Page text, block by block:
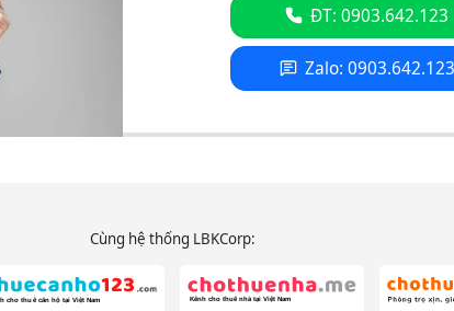
ĐT: 0903.642.123
Zalo: 0903.642.123
Cùng hệ thống LBKCorp: